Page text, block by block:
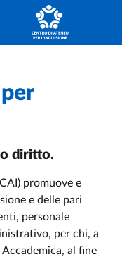
diritto.
promuove e
e delle pari
personale
per chi, a
al fine